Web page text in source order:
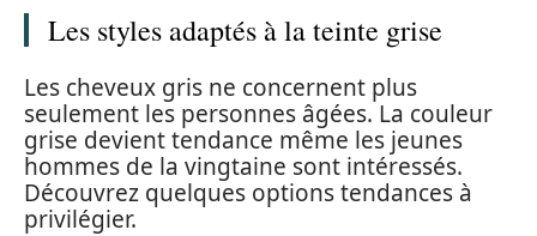
Les styles adaptés à la teinte grise
Les cheveux gris ne concernent plus
seulement les personnes âgées. La couleur
grise devient tendance même les jeunes
hommes de la vingtaine sont intéressés.
Découvrez quelques options tendances à
privilégier.